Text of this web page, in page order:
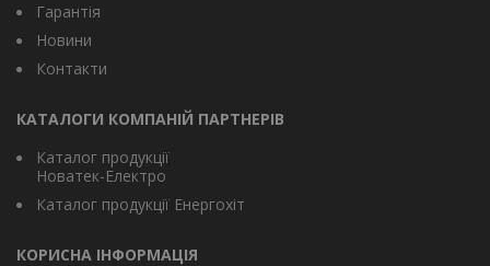
Гарантія
Новини
Контакти
КАТАЛОГИ КОМПАНІЙ ПАРТНЕРІВ
Каталог продукції
Новатек-Електро
Каталог продукції Енергохіт
КОРИСНА ІНФОРМАЦІЯ